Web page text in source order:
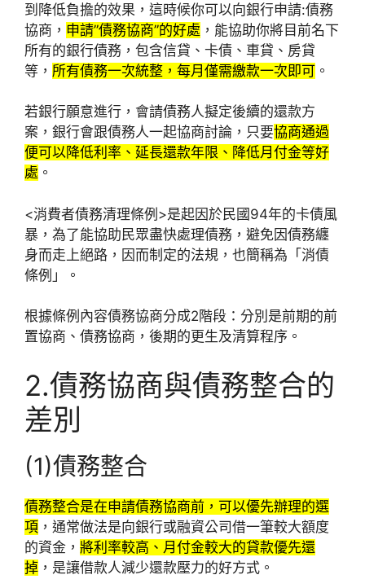
到降低負擔的效果，這時候你可以向銀行申請:債務
協商， 申請”債務協商”的好處 ，能協助你將目前名下
所有的銀行債務，包含信貸、卡債、車貸、房貸
等， 所有債務一次統整，每月僅需繳款一次即可 。
若銀行願意進行，會請債務人擬定後續的還款方
案，銀行會跟債務人一起協商討論，只要協商通過
便可以降低利率、延長還款年限、降低月付金等好
處 。
<消費者債務清理條例>是起因於民國94年的卡債風
暴，為了能協助民眾盡快處理債務，避免因債務纏
身而走上絕路，因而制定的法規，也簡稱為「消債
條例」。
根據條例內容債務協商分成2階段：分別是前期的前
置協商、債務協商，後期的更生及清算程序。
2.債務協商與債務整合的
差別
(1)債務整合
債務整合是在申請債務協商前，可以優先辦理的選
項 ，通常做法是向銀行或融資公司借一筆較大額度
的資金， 將利率較高、月付金較大的貸款優先還
掉 ，是讓借款人減少還款壓力的好方式。